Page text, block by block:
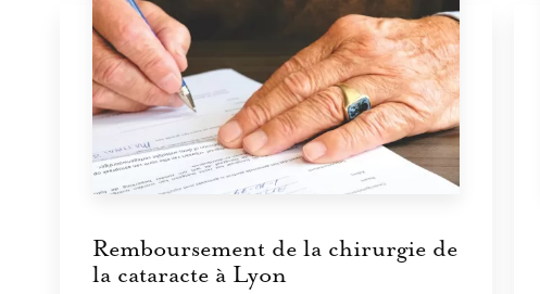
Remboursement de la chirurgie de
la cataracte à Lyon